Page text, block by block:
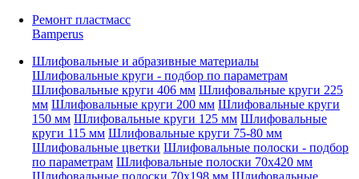
Ремонт пластмасс
Bamperus
Шлифовальные и абразивные материалы
Шлифовальные круги - подбор по параметрам
Шлифовальные круги 406 мм Шлифовальные круги 225
мм Шлифовальные круги 200 мм Шлифовальные круги
150 мм Шлифовальные круги 125 мм Шлифовальные
круги 115 мм Шлифовальные круги 75-80 мм
Шлифовальные цветки Шлифовальные полоски - подбор
по параметрам Шлифовальные полоски 70x420 мм
Шлифовальные полоски 70x198 мм Шлифовальные